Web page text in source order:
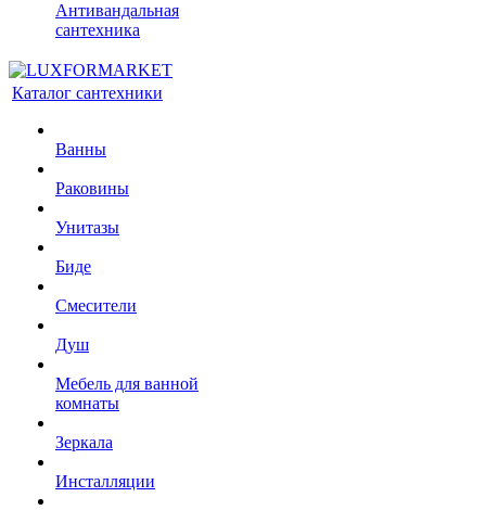
Антивандальная
сантехника
Каталог сантехники
Ванны
Раковины
Унитазы
Биде
Смесители
Душ
Мебель для ванной
комнаты
Зеркала
Инсталляции